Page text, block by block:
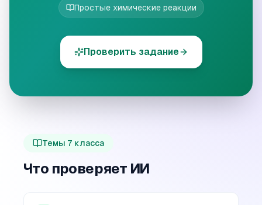
Простые химические реакции
Проверить задание
Темы 7 класса
Что проверяет ИИ